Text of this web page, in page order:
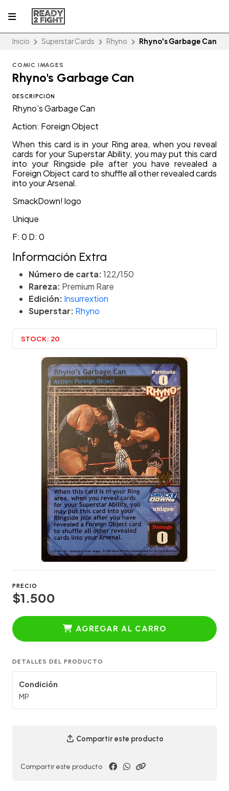
Inicio Superstar Cards Rhyno Rhyno's Garbage Can
COMIC IMAGES
Rhyno's Garbage Can
DESCRIPCIÓN
Rhyno’s Garbage Can
Action: Foreign Object
When this card is in your Ring area, when you reveal
cards for your Superstar Ability, you may put this card
into your Ringside pile after you have revealed a
Foreign Object card to shuffle all other revealed cards
into your Arsenal.
SmackDown! logo
Unique
F: 0 D: 0
Información Extra
Número de carta:122/150
Rareza: Premium Rare
Edición: Insurrextion
Superstar: Rhyno
STOCK: 20
PRECIO
$1.500
AGREGAR AL CARRO
DETALLES DEL PRODUCTO
Condición
MP
Compartir este producto
Compartir este producto